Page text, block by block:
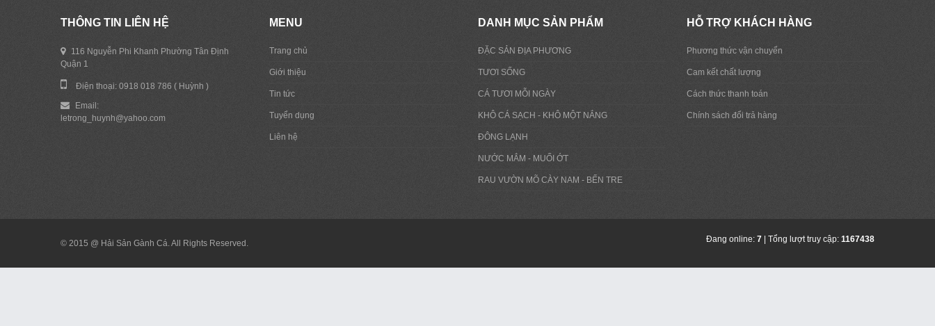
THÔNG TIN LIÊN HỆ
116 Nguyễn Phi Khanh Phường Tân Định
Quận 1
Điện thoại: 0918 018 786 ( Huỳnh )
Email:
letrong_huynh@yahoo.com
MENU
Trang chủ
Giới thiệu
Tin tức
Tuyển dụng
Liên hệ
DANH MỤC SẢN PHẨM
ĐẶC SẢN ĐỊA PHƯƠNG
TƯƠI SỐNG
CÁ TƯƠI MỖI NGÀY
KHÔ CÁ SẠCH - KHÔ MỘT NẮNG
ĐÔNG LẠNH
NƯỚC MẮM - MUỐI ỚT
RAU VƯỜN MÕ CÀY NAM - BẾN TRE
HỖ TRỢ KHÁCH HÀNG
Phương thức vận chuyển
Cam kết chất lượng
Cách thức thanh toán
Chính sách đổi trả hàng
© 2015 @ Hải Sản Gành Cá. All Rights Reserved. Đang online: 7 | Tổng lượt truy cập: 1167438